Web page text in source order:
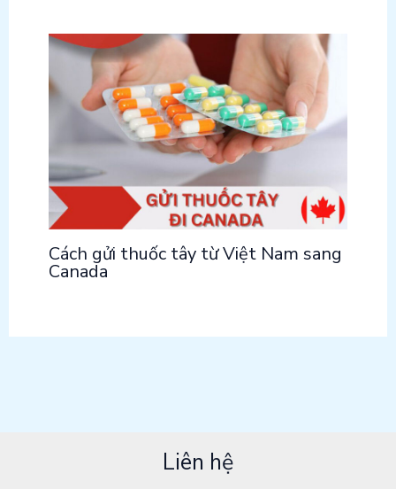
Cách gửi thuốc tây từ Việt Nam sang
Canada
Liên hệ